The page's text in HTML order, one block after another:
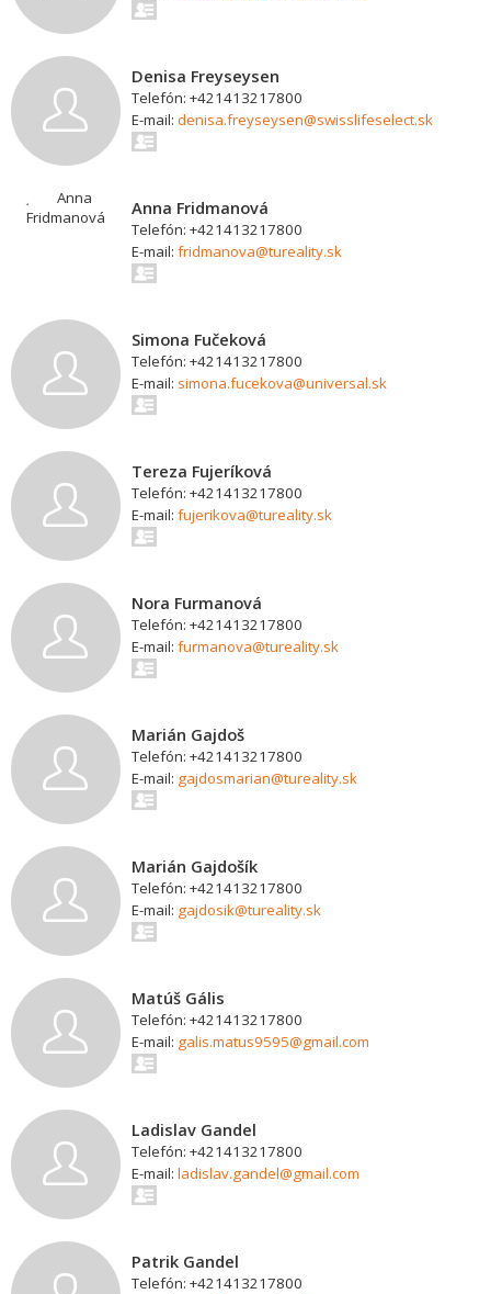
Denisa Freyseysen
Telefón: +421413217800
E-mail: denisa.freyseysen@swisslifeselect.sk
Anna Fridmanová
Telefón: +421413217800
E-mail: fridmanova@tureality.sk
Simona Fučeková
Telefón: +421413217800
E-mail: simona.fucekova@universal.sk
Tereza Fujeríková
Telefón: +421413217800
E-mail: fujerikova@tureality.sk
Nora Furmanová
Telefón: +421413217800
E-mail: furmanova@tureality.sk
Marián Gajdoš
Telefón: +421413217800
E-mail: gajdosmarian@tureality.sk
Marián Gajdošík
Telefón: +421413217800
E-mail: gajdosik@tureality.sk
Matúš Gális
Telefón: +421413217800
E-mail: galis.matus9595@gmail.com
Ladislav Gandel
Telefón: +421413217800
E-mail: ladislav.gandel@gmail.com
Patrik Gandel
Telefón: +421413217800